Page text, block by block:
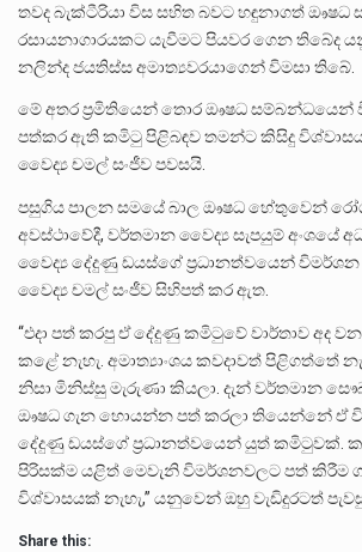
තවද බැක්ටීරියා විස සහිත බවට හඳුනාගත් ඖෂධ
රසායනාගාරයකට යැවීමට පියවර ගෙන තිබේද
නලින්ද ජයතිස්ස අමාත්‍යවරයාගෙන් විමසා තිබේ.
මේ අතර ප්‍රමිතියෙන් තොර ඖෂධ සම්බන්ධයෙන්
පත්කර ඇති කමිටු පිළිබඳව තමන්ට කිසිදු
වෛද්‍ය චමල් සංජීව පවසයි.
පසුගිය පාලන සමයේ බාල ඖෂධ හේතුවෙන්
අවස්ථාවේදී, වර්තමාන වෛද්‍ය සැපයුම් අංශයේ
වෛද්‍ය දේදුණු ඩයස්ගේ ප්‍රධානත්වයෙන්
වෛද්‍ය චමල් සංජීව සිහිපත් කර ඇත.
“එදා පත් කරපු ඒ දේදුණු කමිටුවේ වාර්තාව අද
කළේ නැහැ. අමාත්‍යාංශය කවදාවත් පිළිගත්තේ
නිසා මිනිස්සු මැරුණා කියලා. දැන් වර්තමාන
ඖෂධ ගැන හොයන්න පත් කරලා තියෙන්නේ ඒ
දේදුණු ඩයස්ගේ ප්‍රධානත්වයෙන් යුත් කමිටුවක්.
පිරිසක්ම යළිත් මෙවැනි විමර්ශනවලට පත් කිරීම
විශ්වාසයක් නැහැ,” යනුවෙන් ඔහු වැඩිදුරටත්
Share this: